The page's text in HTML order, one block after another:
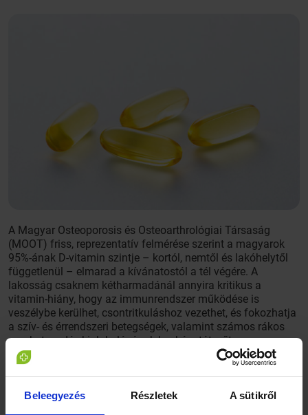
Beleegyezés Részletek A sütikről
A Magyar Osteoporosis és Osteoarthrológiai Társaság
(MOOT) friss, reprezentatív felmérése szerint a magyarok
95%-ának D-vitamin szintje – kortól, nemtől és lakóhelytől
függetlenül – elmarad a kívánatostól a tél végére. A
lakosság csaknem kétharmadánál annyira kritikus a
vitamin-hiány, hogy az immunrendszer működése is
veszélybe kerülhet, csontritkuláshoz vezethet, és fokozhatja
a szív- és érrendszeri betegségek, valamint számos rákos
megbetegedés kialakulásának kockázatát, sőt, a
depresszióra való hajlamot is. A D-vitamin hiánynak is
szerepe lehet abban, hogy ilyenkor könnyebben terjed az
megbetegedések kialakulásának kockázata 42%-kal